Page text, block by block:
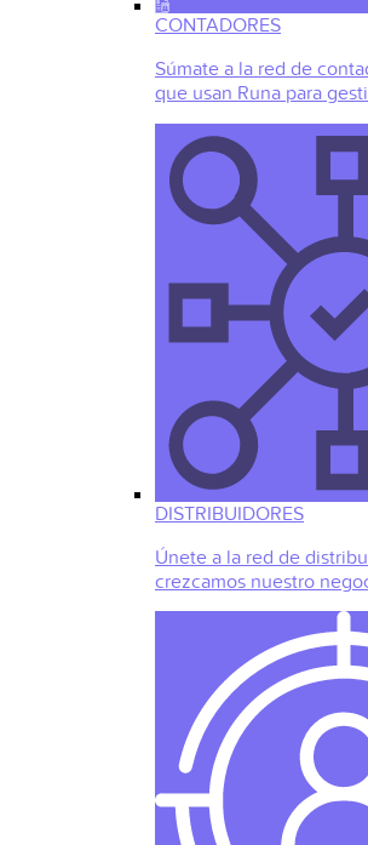
CONTADORES
Súmate a la red de
que usan Runa para
DISTRIBUIDORES
Únete a la red de
crezcamos nuestro